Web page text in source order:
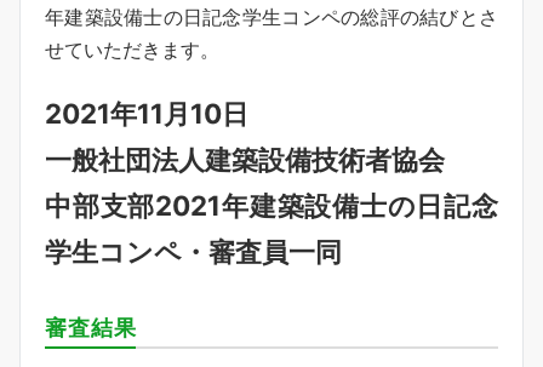
年建築設備士の日記念学生コンペの総評の結びとさ
せていただきます。
2021年11月10日
一般社団法人建築設備技術者協会
中部支部2021年建築設備士の日記念
学生コンペ・審査員一同
審査結果